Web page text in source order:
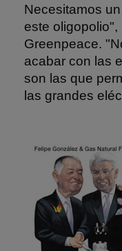
Necesitamos
este
Greenpeace.
acabar con las
son las que
las grandes